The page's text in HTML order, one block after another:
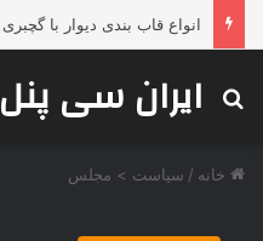
ایران سی پنل
جستجو برای
خانه / سیاست > مجلس